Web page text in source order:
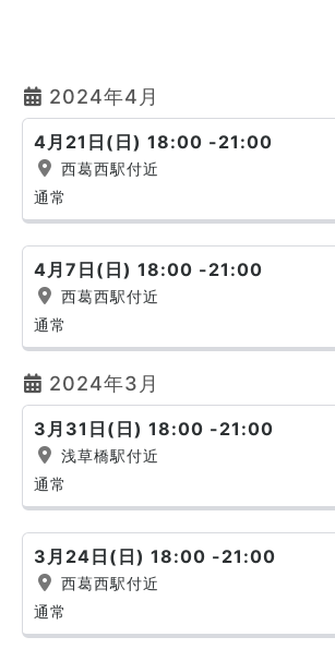
2024年4月
4月21日(日) 18:00 -21:00
西葛西駅付近
通常
4月7日(日) 18:00 -21:00
西葛西駅付近
通常
2024年3月
3月31日(日) 18:00 -21:00
浅草橋駅付近
通常
3月24日(日) 18:00 -21:00
西葛西駅付近
通常